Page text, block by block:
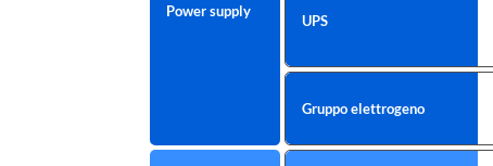
Power supply
UPS
Gruppo elettrogeno